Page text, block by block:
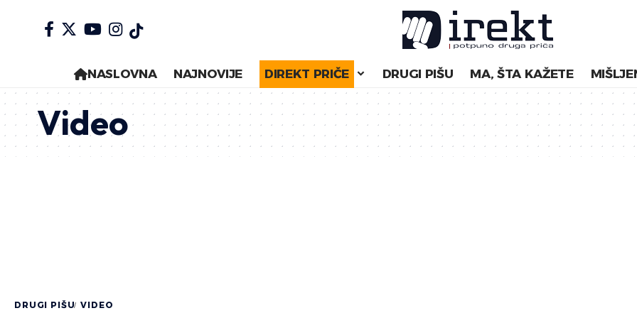
NASLOVNA NAJNOVIJE DIREKT PRIČE DRUGI PIŠU MA, ŠTA KAŽETE
Video
DRUGI PIŠU VIDEO